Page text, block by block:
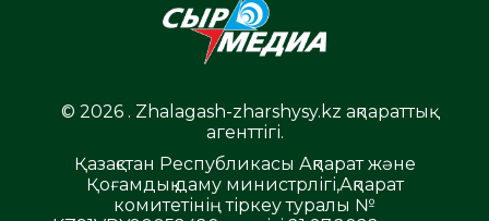
© 2026 . Zhalagash-zharshysy.kz ақпараттық
агенттігі.
Қазақстан Республикасы Ақпарат және
Қоғамдық даму министрлігі,Ақпарат
комитетінің тіркеу туралы №